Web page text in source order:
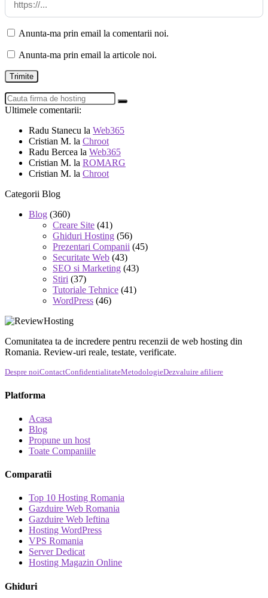
Anunta-ma prin email la comentarii noi.
Anunta-ma prin email la articole noi.
Ultimele comentarii:
Radu Stanecu la Web365
Cristian M. la Chroot
Radu Bercea la Web365
Cristian M. la ROMARG
Cristian M. la Chroot
Categorii Blog
Blog (360)
Creare Site (41)
Ghiduri Hosting (56)
Prezentari Companii (45)
Securitate Web (43)
SEO si Marketing (43)
Stiri (37)
Tutoriale Tehnice (41)
WordPress (46)
Comunitatea ta de incredere pentru recenzii de web hosting din
Romania. Review-uri reale, testate, verificate.
Despre noiContactConfidentialitateMetodologieDezvaluire afiliere
Platforma
Acasa
Blog
Propune un host
Toate Companiile
Comparatii
Top 10 Hosting Romania
Gazduire Web Romania
Gazduire Web Ieftina
Hosting WordPress
VPS Romania
Server Dedicat
Hosting Magazin Online
Ghiduri